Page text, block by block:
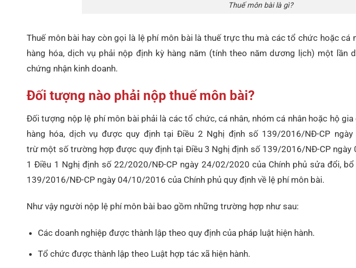
Thuế môn bài là gì?
Thuế môn bài hay còn gọi là lệ phí môn bài là thuế trực thu mà các tổ chức hoặc cá
hàng hóa, dịch vụ phải nộp định kỳ hàng năm (tính theo năm dương lịch) một lần
chứng nhận kinh doanh.
Đối tượng nào phải nộp thuế môn bài?
Đối tượng nộp lệ phí môn bài phải là các tổ chức, cá nhân, nhóm cá nhân hoặc hộ
hàng hóa, dịch vụ được quy định tại Điều 2 Nghị định số 139/2016/NĐ-CP
trừ một số trường hợp được quy định tại Điều 3 Nghị định số 139/2016/NĐ-CP ngày
1 Điều 1 Nghị định số 22/2020/NĐ-CP ngày 24/02/2020 của Chính phủ sửa đổi,
139/2016/NĐ-CP ngày 04/10/2016 của Chính phủ quy định về lệ phí môn bài.
Như vậy người nộp lệ phí môn bài bao gồm những trường hợp như sau:
Các doanh nghiệp được thành lập theo quy định của pháp luật hiện hành.
Tổ chức được thành lập theo Luật hợp tác xã hiện hành.